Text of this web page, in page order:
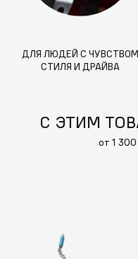
ДЛЯ ЛЮДЕЙ С ЧУВСТВОМ
СТИЛЯ И ДРАЙВА
С ЭТИМ
от 1